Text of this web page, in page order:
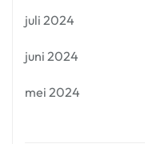
juli 2024
juni 2024
mei 2024